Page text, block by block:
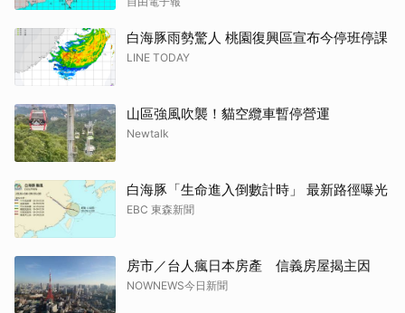
白海豚雨勢驚人 桃園復興區宣布今停班停課
LINE TODAY
山區強風吹襲！貓空纜車暫停營運
Newtalk
白海豚「生命進入倒數計時」 最新路徑曝光
EBC 東森新聞
房市／台人瘋日本房產 信義房屋揭主因
NOWNEWS今日新聞